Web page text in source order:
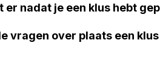
er nadat je een klus hebt
vragen over plaats een klus